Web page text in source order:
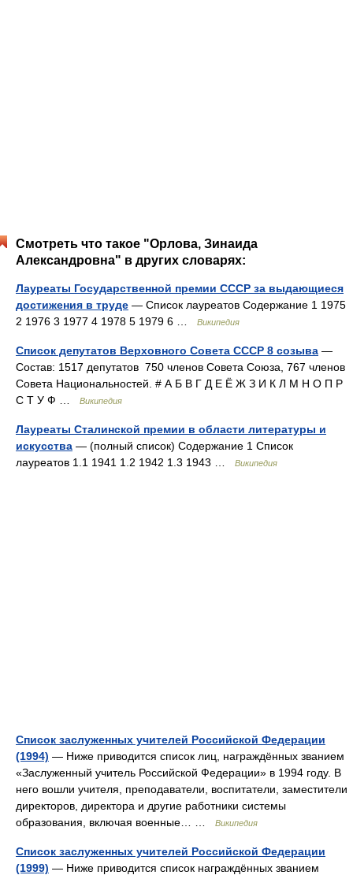
Смотреть что такое "Орлова, Зинаида
Александровна" в других словарях:
Лауреаты Государственной премии СССР за выдающиеся
достижения в труде — Список лауреатов Содержание 1 1975
2 1976 3 1977 4 1978 5 1979 6 …
Википедия
Список депутатов Верховного Совета СССР 8 созыва —
Состав: 1517 депутатов 750 членов Совета Союза, 767 членов
Совета Национальностей. # А Б В Г Д Е Ё Ж З И К Л М Н О П Р
С Т У Ф …
Википедия
Лауреаты Сталинской премии в области литературы и
искусства — (полный список) Содержание 1 Список
лауреатов 1.1 1941 1.2 1942 1.3 1943 …
Википедия
Список заслуженных учителей Российской Федерации
(1994) — Ниже приводится список лиц, награждённых званием
«Заслуженный учитель Российской Федерации» в 1994 году. В
него вошли учителя, преподаватели, воспитатели, заместители
директоров, директора и другие работники системы
образования, включая военные… …
Википедия
Список заслуженных учителей Российской Федерации
(1999) — Ниже приводится список награждённых званием